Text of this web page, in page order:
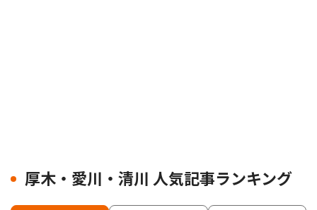
厚木・愛川・清川 人気記事ランキング